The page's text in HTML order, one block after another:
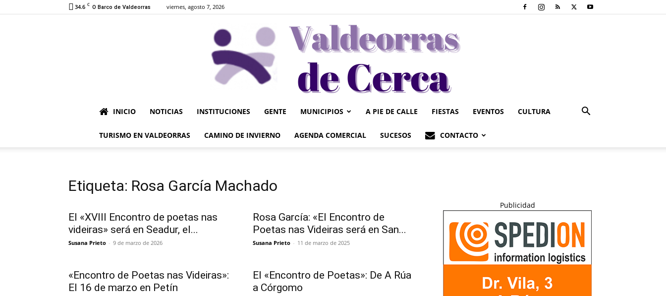
34.6 C O Barco de Valdeorras viernes, agosto 7, 2026
Valdeorrasdecerca
INICIO NOTICIAS INSTITUCIONES GENTE MUNICIPIOS A PIE DE CALLE FIESTAS EVENTOS CULTURA
TURISMO EN VALDEORRAS CAMINO DE INVIERNO AGENDA COMERCIAL SUCESOS CONTACTO
Etiqueta: Rosa García Machado
El «XVIII Encontro de poetas nas
videiras» será en Seadur, el...
Susana Prieto - 9 de marzo de 2026
Rosa García: «El Encontro de
Poetas nas Videiras será en San...
Susana Prieto - 11 de marzo de 2025
«Encontro de Poetas nas Videiras»:
El 16 de marzo en Petín
El «Encontro de Poetas»: De A Rúa
a Córgomo
Publicidad